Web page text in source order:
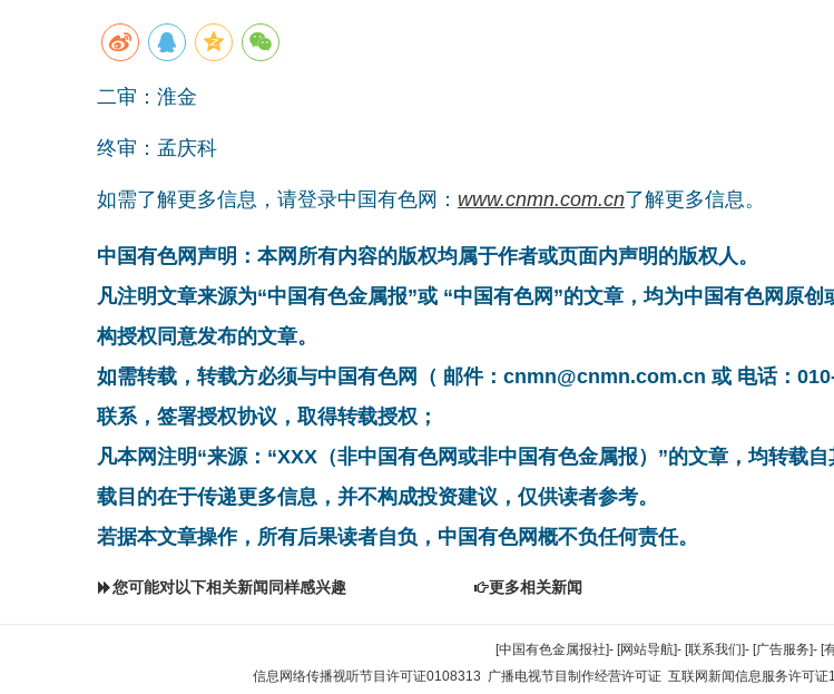
二审：淮金
终审：孟庆科
如需了解更多信息，请登录中国有色网： www.cnmn.com.cn了解更多信息。
中国有色网声明：本网所有内容的版权均属于作者或页面内声明的版权人。
凡注明文章来源为“中国有色金属报”或 “中国有色网”的文章，均为中国有色网原创
构授权同意发布的文章。
如需转载，转载方必须与中国有色网（ 邮件：cnmn@cnmn.com.cn 或 电话：010-
联系，签署授权协议，取得转载授权；
凡本网注明“来源：“XXX（非中国有色网或非中国有色金属报）”的文章，均转载
载目的在于传递更多信息，并不构成投资建议，仅供读者参考。
若据本文章操作，所有后果读者自负，中国有色网概不负任何责任。
您可能对以下相关新闻同样感兴趣 更多相关新闻
[中国有色金属报社]- [网站导航]- [联系我们]- [广告服务]- [
信息网络传播视听节目许可证0108313 广播电视节目制作经营许可证 互联网新闻信息服务许可